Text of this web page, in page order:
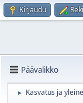
Kirjaudu
Päävalikko
► Kasvatus ja